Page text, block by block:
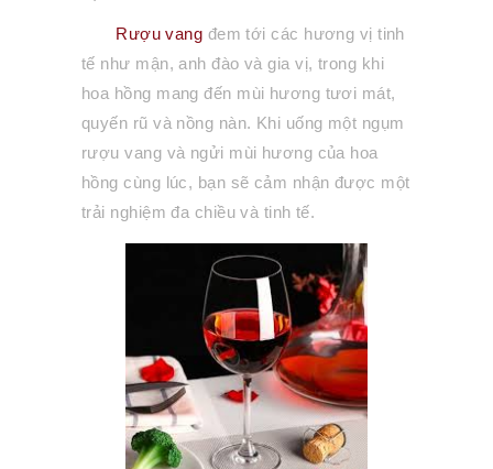
Rượu vang đem tới các hương vị tinh
tế như mận, anh đào và gia vị, trong khi
hoa hồng mang đến mùi hương tươi mát,
quyến rũ và nồng nàn. Khi uống một ngụm
rượu vang và ngửi mùi hương của hoa
hồng cùng lúc, bạn sẽ cảm nhận được một
trải nghiệm đa chiều và tinh tế.